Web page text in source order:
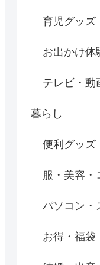
育児グッズ
お出かけ体
テレビ・動
暮らし
便利グッズ
服・美容・
パソコン・
お得・福袋